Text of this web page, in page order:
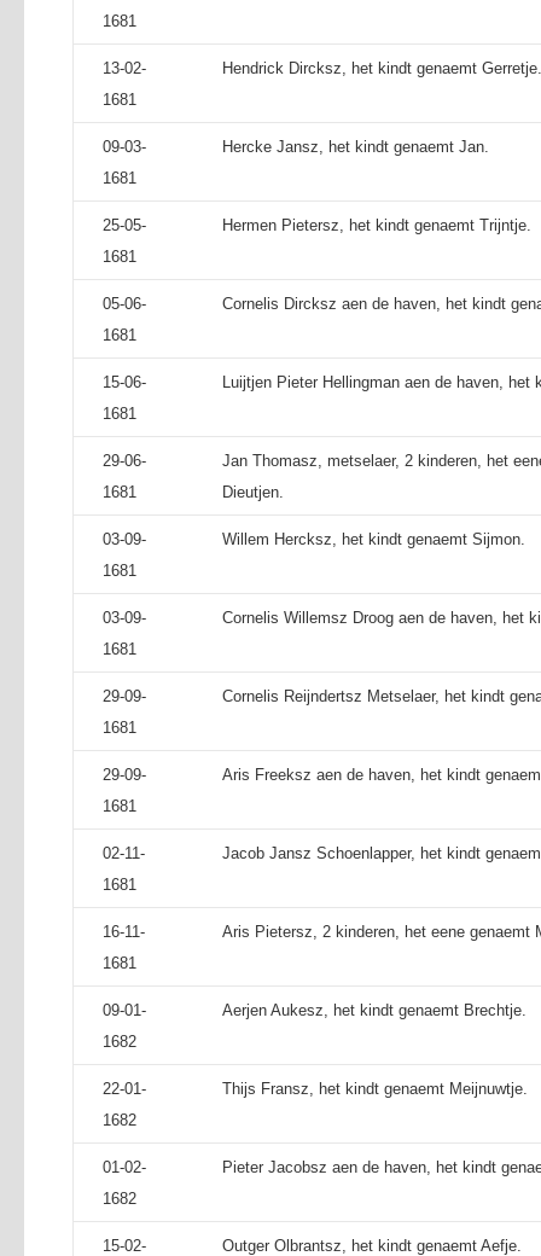
1681
13-02-
1681
Hendrick Dircksz, het kindt genaemt Gerretje.
09-03-
1681
Hercke Jansz, het kindt genaemt Jan.
25-05-
1681
Hermen Pietersz, het kindt genaemt Trijntje.
05-06-
1681
Cornelis Dircksz aen de haven, het kindt
15-06-
1681
Luijtjen Pieter Hellingman aen de haven, het
29-06-
1681
Jan Thomasz, metselaer, 2 kinderen, het
Dieutjen.
03-09-
1681
Willem Hercksz, het kindt genaemt Sijmon.
03-09-
1681
Cornelis Willemsz Droog aen de haven, het
29-09-
1681
Cornelis Reijndertsz Metselaer, het kindt
29-09-
1681
Aris Freeksz aen de haven, het kindt
02-11-
1681
Jacob Jansz Schoenlapper, het kindt
16-11-
1681
Aris Pietersz, 2 kinderen, het eene genaemt
09-01-
1682
Aerjen Aukesz, het kindt genaemt Brechtje.
22-01-
1682
Thijs Fransz, het kindt genaemt Meijnuwtje.
01-02-
1682
Pieter Jacobsz aen de haven, het kindt
15-02-
Outger Olbrantsz, het kindt genaemt Aefje.